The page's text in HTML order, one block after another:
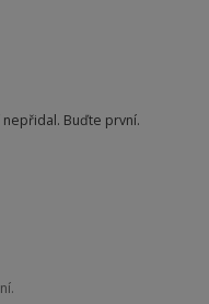
Buďte první.